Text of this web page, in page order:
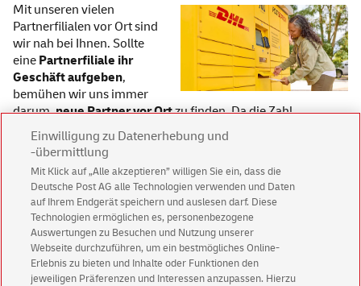
Mit unseren vielen
Partnerfilialen vor Ort sind
wir nah bei Ihnen. Sollte
eine Partnerfiliale ihr
Geschäft aufgeben,
bemühen wir uns immer
darum,neue Partner vor Ortzu finden. Da die Zahl
klassischer Einzelhandelsgeschäfte seit Jahren zurückgeht,
ist dasjedoch nicht überall möglich.
Unter anderem in solchen Fällen bieten wir dann unsere
Poststationenan: Sie sindrund um die Uhr verfügbar,
bieten Portokauf, Paket- und Briefannahme sowie auch
eine persönliche Videoberatung.
Zudem haben unsere neuen,barrierefreien Poststationen
Hilfen, die die Nutzung erleichtern!
Einwilligung zu Datenerhebung und
-übermittlung
Mit Klick auf „Alle akzeptieren” willigen Sie ein, dass die
Deutsche Post AG alle Technologien verwenden und Daten
auf Ihrem Endgerät speichern und auslesen darf. Diese
Technologien ermöglichen es, personenbezogene
Auswertungen zu Besuchen und Nutzung unserer
Webseite durchzuführen, um ein bestmögliches Online-
Erlebnis zu bieten und Inhalte oder Funktionen den
jeweiligen Präferenzen und Interessen anzupassen. Hierzu